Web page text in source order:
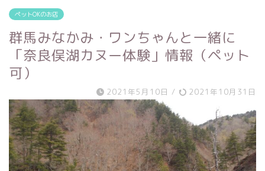
ペットOKのお店
群馬みなかみ・ワンちゃんと一緒に
「奈良俣湖カヌー体験」情報（ペット
可）
2021年5月10日 / 2021年10月31日